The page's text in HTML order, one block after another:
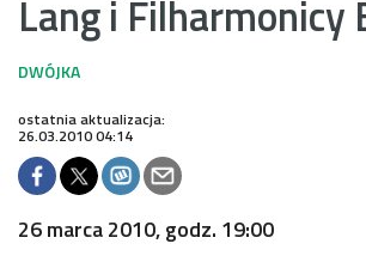
Lang i Filharmonicy
ostatnia aktualizacja:
26.03.2010 04:14
26 marca 2010, godz. 19:00